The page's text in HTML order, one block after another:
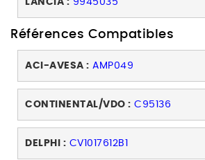
LANCIA : 9945035
Références Compatibles
ACI-AVESA : AMP049
CONTINENTAL/VDO : C95136
DELPHI : CV1017612B1